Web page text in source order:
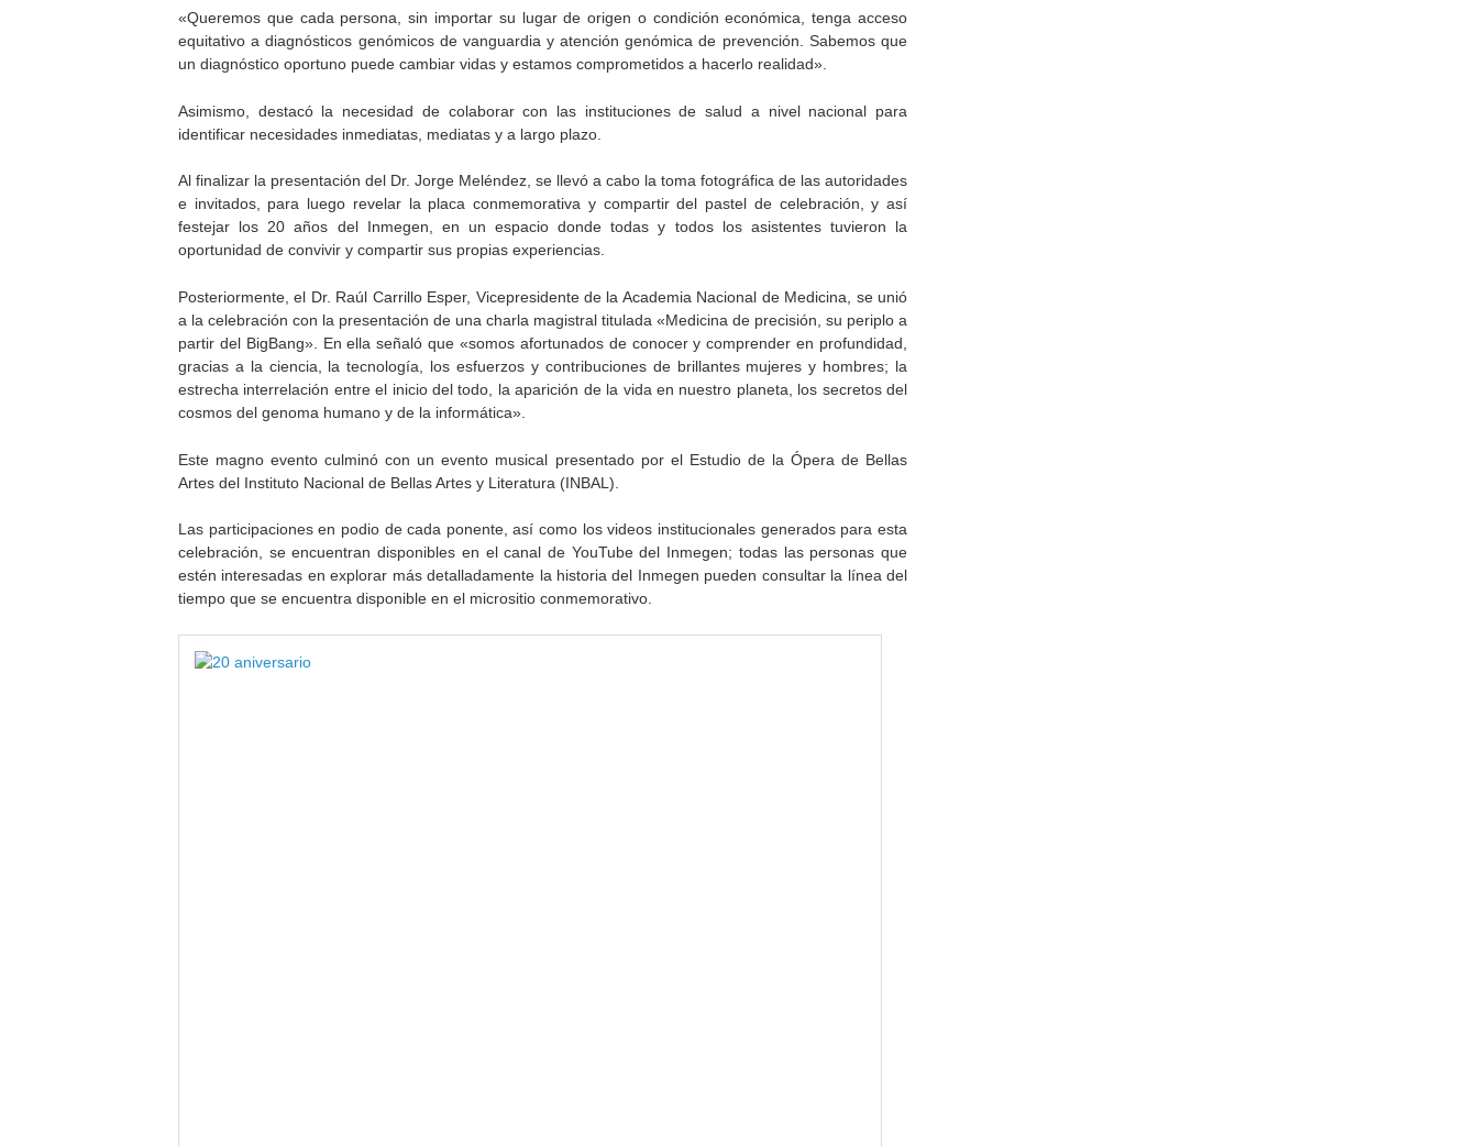
«Queremos que cada persona, sin importar su lugar de origen o condición económica, tenga acceso
equitativo a diagnósticos genómicos de vanguardia y atención genómica de prevención. Sabemos que
un diagnóstico oportuno puede cambiar vidas y estamos comprometidos a hacerlo realidad».
Asimismo, destacó la necesidad de colaborar con las instituciones de salud a nivel nacional para
identificar necesidades inmediatas, mediatas y a largo plazo.
Al finalizar la presentación del Dr. Jorge Meléndez, se llevó a cabo la toma fotográfica de las autoridades
e invitados, para luego revelar la placa conmemorativa y compartir del pastel de celebración, y así
festejar los 20 años del Inmegen, en un espacio donde todas y todos los asistentes tuvieron la
oportunidad de convivir y compartir sus propias experiencias.
Posteriormente, el Dr. Raúl Carrillo Esper, Vicepresidente de la Academia Nacional de Medicina, se unió
a la celebración con la presentación de una charla magistral titulada «Medicina de precisión, su periplo a
partir del BigBang». En ella señaló que «somos afortunados de conocer y comprender en profundidad,
gracias a la ciencia, la tecnología, los esfuerzos y contribuciones de brillantes mujeres y hombres; la
estrecha interrelación entre el inicio del todo, la aparición de la vida en nuestro planeta, los secretos del
cosmos del genoma humano y de la informática».
Este magno evento culminó con un evento musical presentado por el Estudio de la Ópera de Bellas
Artes del Instituto Nacional de Bellas Artes y Literatura (INBAL).
Las participaciones en podio de cada ponente, así como los videos institucionales generados para esta
celebración, se encuentran disponibles en el canal de YouTube del Inmegen; todas las personas que
estén interesadas en explorar más detalladamente la historia del Inmegen pueden consultar la línea del
tiempo que se encuentra disponible en el micrositio conmemorativo.